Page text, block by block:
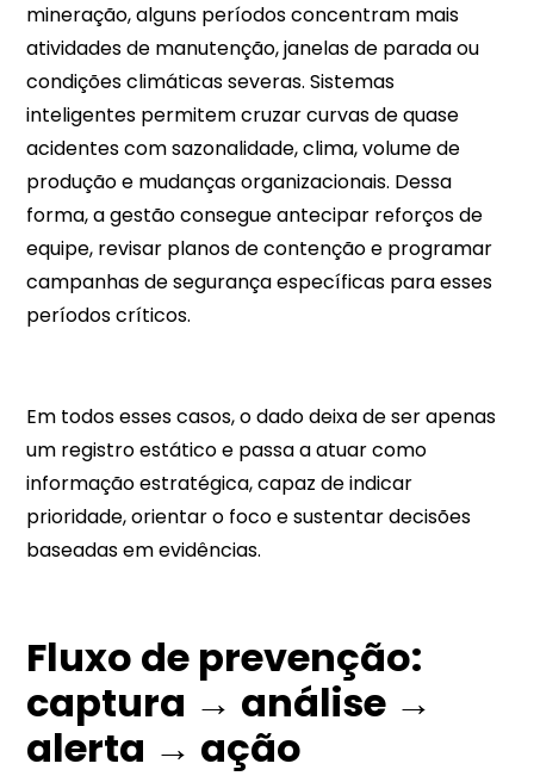
mineração, alguns períodos concentram mais
atividades de manutenção, janelas de parada ou
condições climáticas severas. Sistemas
inteligentes permitem cruzar curvas de quase
acidentes com sazonalidade, clima, volume de
produção e mudanças organizacionais. Dessa
forma, a gestão consegue antecipar reforços de
equipe, revisar planos de contenção e programar
campanhas de segurança específicas para esses
períodos críticos.​​
Em todos esses casos, o dado deixa de ser apenas
um registro estático e passa a atuar como
informação estratégica, capaz de indicar
prioridade, orientar o foco e sustentar decisões
baseadas em evidências.
Fluxo de prevenção:
captura → análise →
alerta → ação